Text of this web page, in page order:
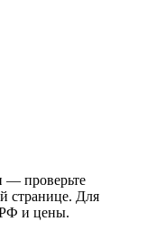
— проверьте
странице. Для
РФ и цены.